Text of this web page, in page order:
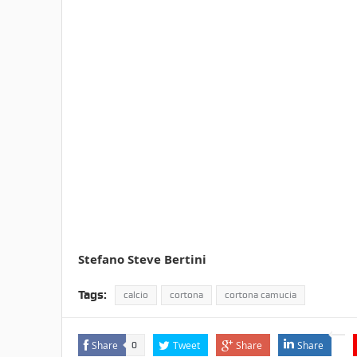
Stefano Steve Bertini
Tags: calcio cortona cortona camucia
Share 0 Tweet Share Share